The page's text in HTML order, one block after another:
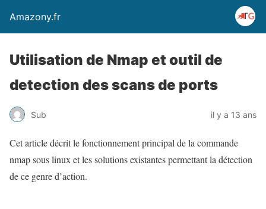
Amazony.fr
Utilisation de Nmap et outil de
detection des scans de ports
Sub il y a 13 ans
Cet article décrit le fonctionnement principal de la commande
nmap sous linux et les solutions existantes permettant la détection
de ce genre d’action.